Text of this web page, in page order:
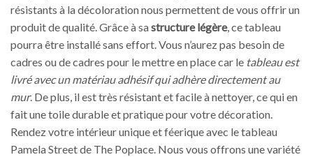
résistants à la décoloration nous permettent de vous offrir un
produit de qualité. Grâce à sastructure légère, ce tableau
pourra être installé sans effort. Vous n’aurez pas besoin de
cadres ou de cadres pour le mettre en place car le tableau est
livré avec un matériau adhésif qui adhère directement au
mur. De plus, il est très résistant et facile à nettoyer, ce qui en
fait une toile durable et pratique pour votre décoration.
Rendez votre intérieur unique et féerique avec le tableau
Pamela Street de The Poplace. Nous vous offrons une variété